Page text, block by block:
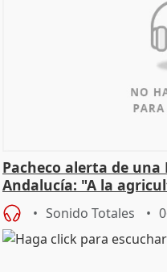
Pacheco alerta de una
Andalucía: "A la
Sonido Totales